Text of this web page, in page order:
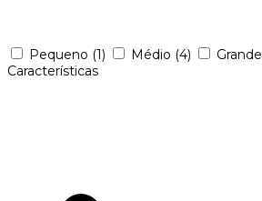
Pequeno (1) Médio (4) Grande
Características